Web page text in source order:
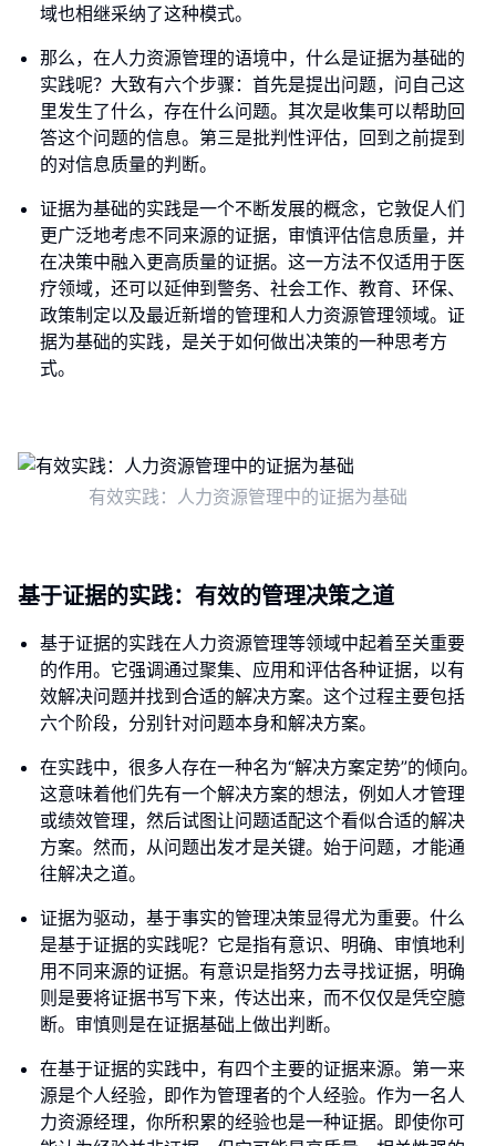
域也相继采纳了这种模式。
那么，在人力资源管理的语境中，什么是证据为基础的
实践呢？大致有六个步骤：首先是提出问题，问自己这
里发生了什么，存在什么问题。其次是收集可以帮助回
答这个问题的信息。第三是批判性评估，回到之前提到
的对信息质量的判断。
证据为基础的实践是一个不断发展的概念，它敦促人们
更广泛地考虑不同来源的证据，审慎评估信息质量，并
在决策中融入更高质量的证据。这一方法不仅适用于医
疗领域，还可以延伸到警务、社会工作、教育、环保、
政策制定以及最近新增的管理和人力资源管理领域。证
据为基础的实践，是关于如何做出决策的一种思考方
式。
有效实践：人力资源管理中的证据为基础
基于证据的实践：有效的管理决策之道
基于证据的实践在人力资源管理等领域中起着至关重要
的作用。它强调通过聚集、应用和评估各种证据，以有
效解决问题并找到合适的解决方案。这个过程主要包括
六个阶段，分别针对问题本身和解决方案。
在实践中，很多人存在一种名为“解决方案定势”的倾向。
这意味着他们先有一个解决方案的想法，例如人才管理
或绩效管理，然后试图让问题适配这个看似合适的解决
方案。然而，从问题出发才是关键。始于问题，才能通
往解决之道。
证据为驱动，基于事实的管理决策显得尤为重要。什么
是基于证据的实践呢？它是指有意识、明确、审慎地利
用不同来源的证据。有意识是指努力去寻找证据，明确
则是要将证据书写下来，传达出来，而不仅仅是凭空臆
断。审慎则是在证据基础上做出判断。
在基于证据的实践中，有四个主要的证据来源。第一来
源是个人经验，即作为管理者的个人经验。作为一名人
力资源经理，你所积累的经验也是一种证据。即使你可